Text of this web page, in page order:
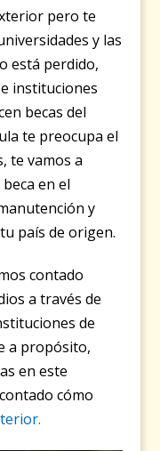
pero te
y las
está perdido,
instituciones
becas del
te preocupa el
te vamos a
en el
y
país de origen.
contado
a través de
de
a propósito,
en este
cómo